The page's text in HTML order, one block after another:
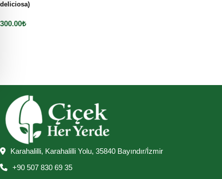
deliciosa)
300.00₺
Karahalilli, Karahalilli Yolu, 35840 Bayındır/İzmir
+90 507 830 69 35